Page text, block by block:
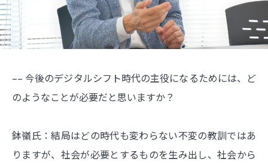
–– 今後のデジタルシフト時代の主役になるためには、ど
のようなことが必要だと思いますか？
鉢嶺氏：結局はどの時代も変わらない不変の教訓ではあ
りますが、社会が必要とするものを生み出し、社会から